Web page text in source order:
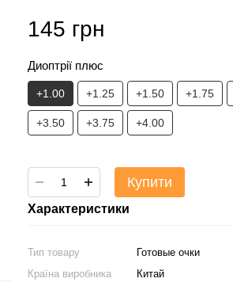
145 грн
Диоптрії плюс
+1.00 +1.25 +1.50 +1.75
+3.50 +3.75 +4.00
Купити
Характеристики
Тип товару
Готовые очки
Країна виробника
Китай